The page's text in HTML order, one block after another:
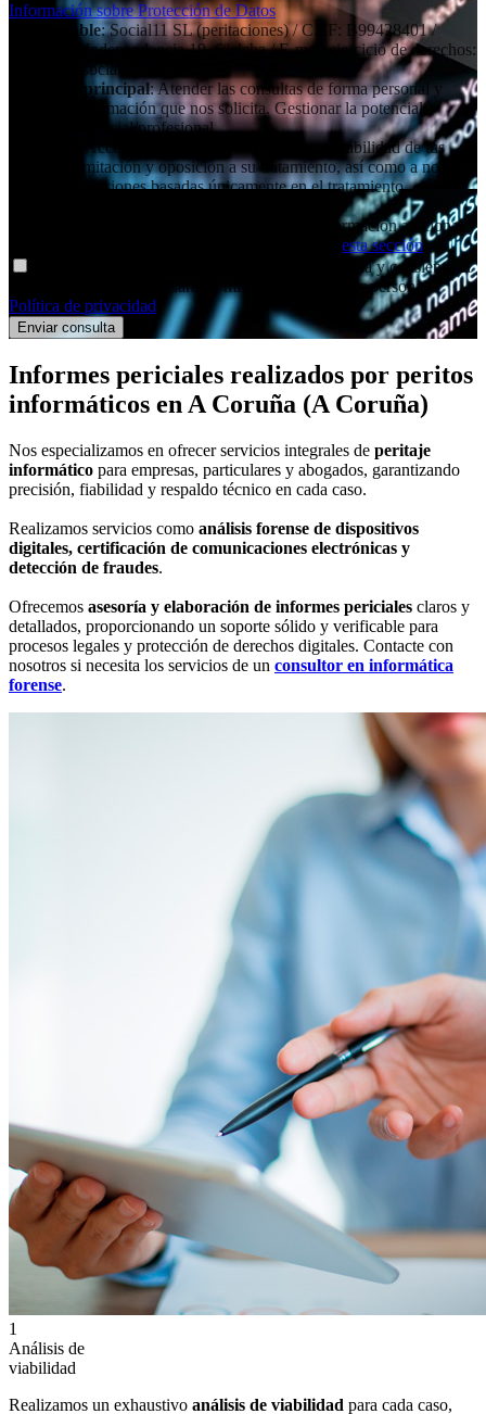
Información sobre Protección de Datos
Responsable: Social11 SL (peritaciones) / C.I.F: B99428401 /
Dirección: Independencia 19, 6º dcha / E-mail ejercicio de derechos:
contacto@social11.es
Finalidad principal: Atender las consultas de forma personal y
remitir la información que nos solicita. Gestionar la potencial
relación comercial/profesional.
: Acceso, rectificación, supresión y portabilidad de tus
datos, de limitación y oposición a su tratamiento, así como a no ser
objeto de decisiones basadas únicamente en el tratamiento
: Puedes consultar la información adicional y
esta sección.
Declaro haber entendido la información facilitada y consiento el
tratamiento que se efectuará de mis datos de carácter personal.
Política de privacidad
Informes periciales realizados por peritos
informáticos en A Coruña (A Coruña)
Nos especializamos en ofrecer servicios integrales de peritaje
informático para empresas, particulares y abogados, garantizando
precisión, fiabilidad y respaldo técnico en cada caso.
Realizamos servicios como análisis forense de dispositivos
digitales, certificación de comunicaciones electrónicas y
detección de fraudes.
Ofrecemos asesoría y elaboración de informes periciales claros y
detallados, proporcionando un soporte sólido y verificable para
procesos legales y protección de derechos digitales. Contacte con
nosotros si necesita los servicios de un consultor en informática
forense.
1
Análisis de
viabilidad
Realizamos un exhaustivo análisis de viabilidad para cada caso,